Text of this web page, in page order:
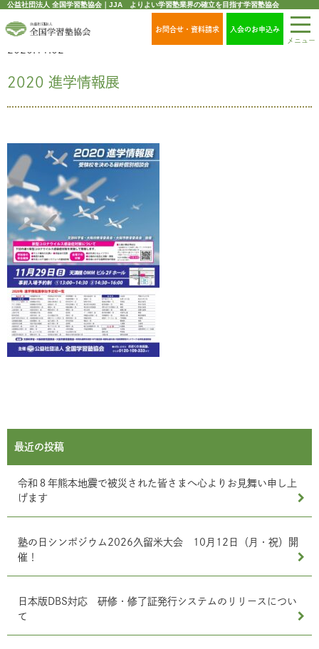
公益社団法人 全国学習塾協会｜JJA よりよい学習塾業界の確立を目指す学習塾協会
お問合せ・資料請求
入会のお申込み
メニュー
2020.11.02
2020 進学情報展
最近の投稿
令和８年熊本地震で被災された皆さまへ心よりお見舞い申し上
げます
塾の日シンポジウム2026久留米大会 10月12日（月・祝）開
催！
日本版DBS対応 研修・修了証発行システムのリリースについ
て